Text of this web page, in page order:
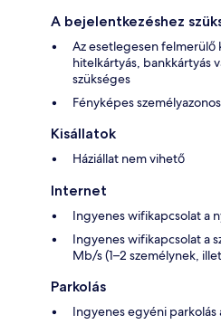
A bejelentkezéshez
Az esetlegesen
hitelkártyás, bankkártyás
szükséges
Fényképes
Kisállatok
Háziállat nem vihető
Internet
Ingyenes wifikapcsolat a
Ingyenes wifikapcsolat a
Mb/s (1–2 személynek,
Parkolás
Ingyenes egyéni parkolás